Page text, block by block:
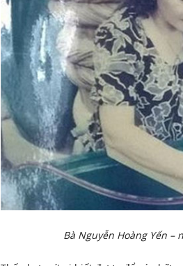
Bà Nguyễn Hoàng Yến